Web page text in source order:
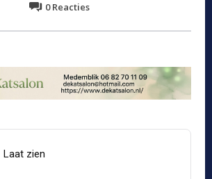
0Reacties
Laat zien